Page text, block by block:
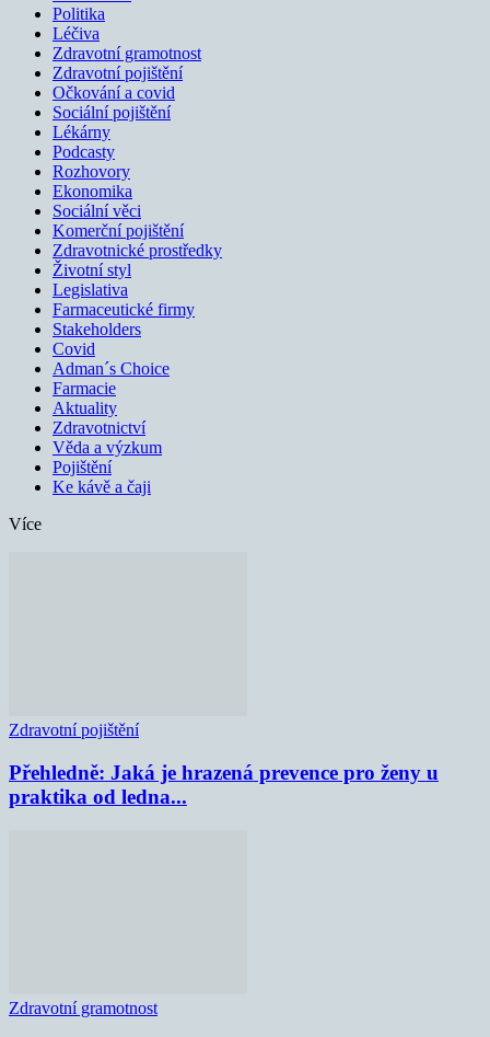
Politika
Léčiva
Zdravotní gramotnost
Zdravotní pojištění
Očkování a covid
Sociální pojištění
Lékárny
Podcasty
Rozhovory
Ekonomika
Sociální věci
Komerční pojištění
Zdravotnické prostředky
Životní styl
Legislativa
Farmaceutické firmy
Stakeholders
Covid
Adman´s Choice
Farmacie
Aktuality
Zdravotnictví
Věda a výzkum
Pojištění
Ke kávě a čaji
Více
Zdravotní pojištění
Přehledně: Jaká je hrazená prevence pro ženy u
praktika od ledna...
Zdravotní gramotnost